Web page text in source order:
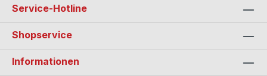
Service-Hotline
Shopservice
Informationen